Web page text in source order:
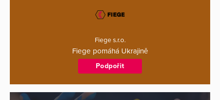
Fiege s.r.o.
Fiege pomáhá Ukrajině
Podpořit